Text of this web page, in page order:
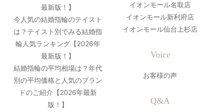
最新版！】
今人気の結婚指輪のテイスト
は？テイスト別でみる結婚指
輪人気ランキング【2026年
最新版！】
結婚指輪の平均相場は？年代
別の平均価格と人気のブラン
ドのご紹介【2026年最新
版！】
イオンモール名取店
イオンモール新利府店
イオンモール仙台上杉店
Voice
お客様の声
Q&A